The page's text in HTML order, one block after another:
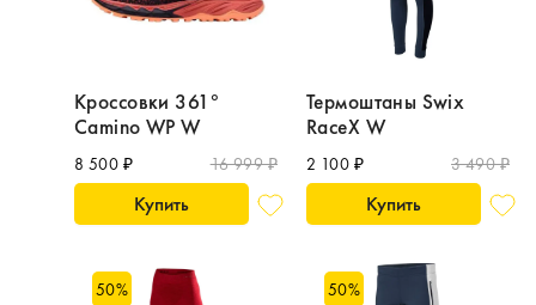
Кроссовки 361°
Camino WP W
8 500 ₽ 16 999 ₽
Купить
Термоштаны Swix
RaceX W
2 100 ₽ 3 490 ₽
Купить
50% 50%